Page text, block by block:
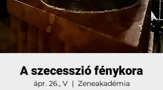
A szecesszió fénykora
ápr. 26., V
  |
Zeneakadémia